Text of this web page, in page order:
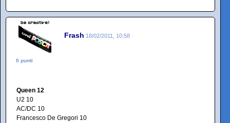
Frash 18/02/2011, 10:58
0 punti
Queen 12
U2 10
AC/DC 10
Francesco De Gregori 10